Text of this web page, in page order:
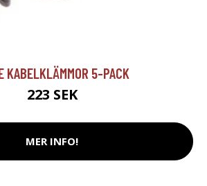
KABELKLÄMMOR 5-PACK
223 SEK
MER INFO!